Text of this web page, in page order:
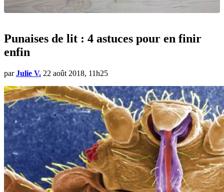
Punaises de lit : 4 astuces pour en finir
enfin
par Julie V. 22 août 2018, 11h25